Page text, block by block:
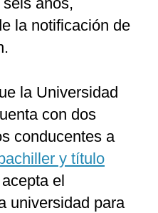
la notificación de
la Universidad
con dos
conducentes a
y título
el
universidad para